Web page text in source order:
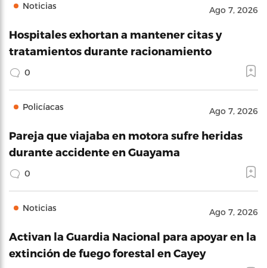
Noticias Ago 7, 2026
Hospitales exhortan a mantener citas y
tratamientos durante racionamiento
0
Policíacas Ago 7, 2026
Pareja que viajaba en motora sufre heridas
durante accidente en Guayama
0
Noticias Ago 7, 2026
Activan la Guardia Nacional para apoyar en la
extinción de fuego forestal en Cayey